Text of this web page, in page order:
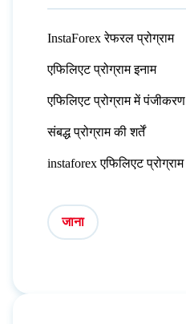
InstaForex रेफरल प्रोग्राम
एफिलिएट प्रोग्राम इनाम
एफिलिएट प्रोग्राम में पंजीकरण
संबद्ध प्रोग्राम की शर्तें
instaforex एफिलिएट प्रोग्राम
जाना